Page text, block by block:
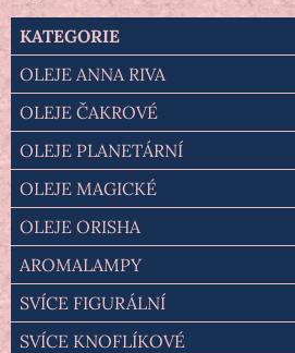
KATEGORIE
OLEJE ANNA RIVA
OLEJE ČAKROVÉ
OLEJE PLANETÁRNÍ
OLEJE MAGICKÉ
OLEJE ORISHA
AROMALAMPY
SVÍCE FIGURÁLNÍ
SVÍCE KNOFLÍKOVÉ